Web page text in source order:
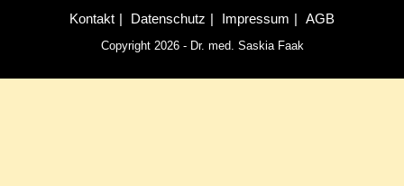
Kon­takt Da­ten­schutz Im­pres­sum AGB
Copyright 2026 - Dr. med. Saskia Faak